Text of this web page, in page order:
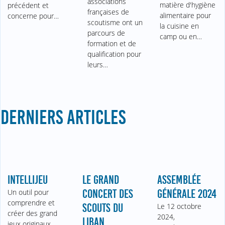
précédent et
concerne pour…
françaises de
scoutisme ont un
parcours de
formation et de
qualification pour
leurs…
matière d'hygiène
alimentaire pour
la cuisine en
camp ou en…
DERNIERS ARTICLES
INTELLIJEU
Un outil pour
comprendre et
créer des grand
LE GRAND
CONCERT DES
SCOUTS DU
LIBAN
ASSEMBLÉE
GÉNÉRALE 2024
Le 12 octobre
2024,